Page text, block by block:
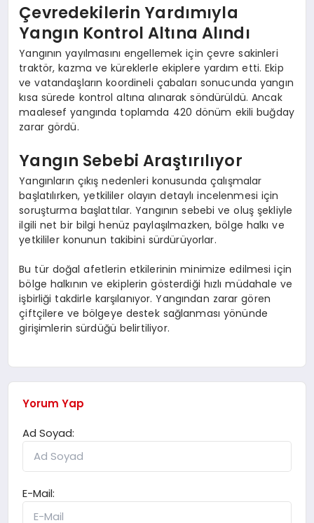
Çevredekilerin Yardımıyla
Yangın Kontrol Altına Alındı
Yangının yayılmasını engellemek için çevre sakinleri
traktör, kazma ve küreklerle ekiplere yardım etti. Ekip
ve vatandaşların koordineli çabaları sonucunda yangın
kısa sürede kontrol altına alınarak söndürüldü. Ancak
maalesef yangında toplamda 420 dönüm ekili buğday
zarar gördü.
Yangın Sebebi Araştırılıyor
Yangınların çıkış nedenleri konusunda çalışmalar
başlatılırken, yetkililer olayın detaylı incelenmesi için
soruşturma başlattılar. Yangının sebebi ve oluş şekliyle
ilgili net bir bilgi henüz paylaşılmazken, bölge halkı ve
yetkililer konunun takibini sürdürüyorlar.
Bu tür doğal afetlerin etkilerinin minimize edilmesi için
bölge halkının ve ekiplerin gösterdiği hızlı müdahale ve
işbirliği takdirle karşılanıyor. Yangından zarar gören
çiftçilere ve bölgeye destek sağlanması yönünde
girişimlerin sürdüğü belirtiliyor.
Yorum Yap
Ad Soyad:
E-Mail: